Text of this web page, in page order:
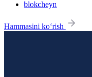
blokcheyn
Hammasini ko‘rish